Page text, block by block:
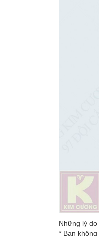
Những lý
* Bạn